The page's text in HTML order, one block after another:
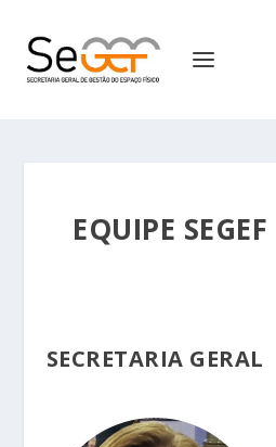
EQUIPE SEGEF
SECRETARIA GERAL